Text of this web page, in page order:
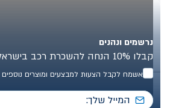
נרשמים ונהנים
קבלו 10% הנחה להשכרת רכב בישראל
אשמח לקבל הצעות למבצעים ומוצרים נוספים